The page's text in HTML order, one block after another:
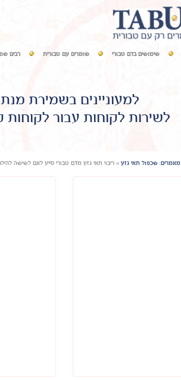
שימושים בדם טבורי שומרים עם טבורית רבים
למעוניינים בשמירת
לשירות לקוחות עבור לקוחות
מאמרים: שכפול תאי גזע » ריבוי תאי גזע מדם טבורי סייע לאם לשישה